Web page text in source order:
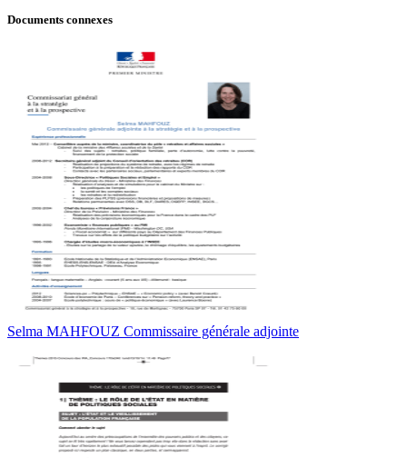
Documents connexes
Selma MAHFOUZ Commissaire générale adjointe